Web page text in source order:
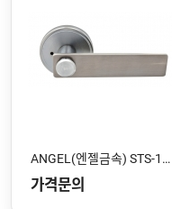
ANGEL(엔젤금속) STS-102 SS
가격문의